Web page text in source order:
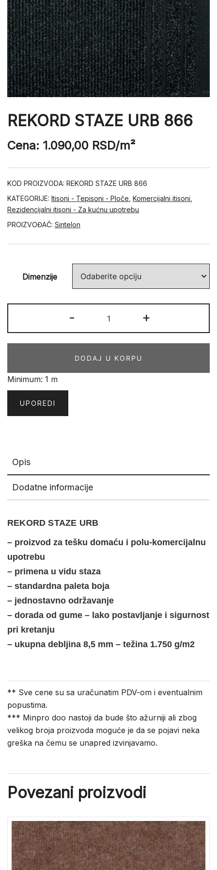
REKORD STAZE URB 866
Cena: 1.090,00 RSD/m²
KOD PROIZVODA: REKORD STAZE URB 866
KATEGORIJE: Itisoni - Tepisoni - Ploče Komercijalni itisoni
Rezidencijalni itisoni - Za kućnu upotrebu
PROIZVOĐAČ: Sintelon
Dimenzije
-
STAZE
URB
količina
+
DODAJ U KORPU
Minimum: 1 m
UPOREDI
Opis
Dodatne informacije
REKORD STAZE URB
– proizvod za tešku domaću i polu-komercijalnu
upotrebu
– primena u vidu staza
– standardna paleta boja
– jednostavno održavanje
– dorada od gume – lako postavljanje i sigurnost
pri kretanju
– ukupna debljina 8,5 mm – težina 1.750 g/m2
** Sve cene su sa uračunatim PDV-om i eventualnim
popustima.
*** Minpro doo nastoji da bude što ažurniji ali zbog
velikog broja proizvoda moguće je da se pojavi neka
greška na čemu se unapred izvinjavamo.
Povezani proizvodi